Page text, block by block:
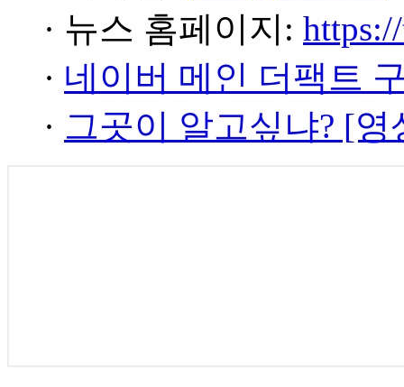
· 뉴스 홈페이지:
· 네이버 메인 더팩트
· 그곳이 알고싶냐? [